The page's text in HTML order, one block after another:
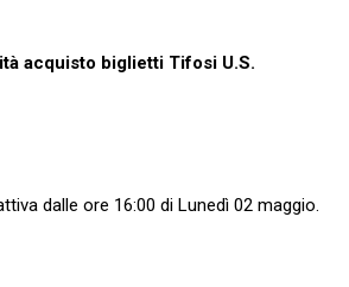
acquisto biglietti Tifosi U.S.
dalle ore 16:00 di Lunedì 02 maggio.